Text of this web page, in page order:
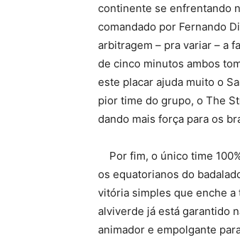
continente se enfrentando
comandado por Fernando
arbitragem – pra variar – a
de cinco minutos ambos
este placar ajuda muito o
pior time do grupo, o The
dando mais força para os
Por fim, o único time
os equatorianos do
vitória simples que enche
alviverde já está garantido
animador e empolgante